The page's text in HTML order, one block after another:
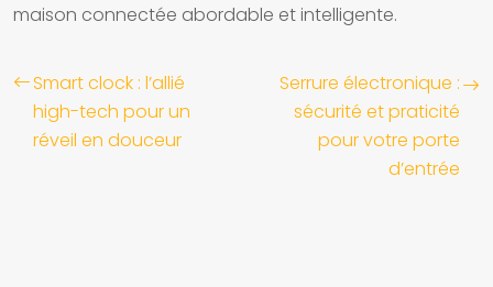
maison connectée abordable et intelligente.
Smart clock : l’allié
high-tech pour un
réveil en douceur
Serrure électronique :
sécurité et praticité
pour votre porte
d’entrée